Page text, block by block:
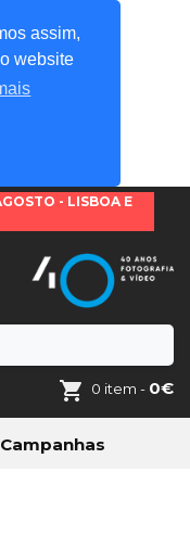
assim,
website
- LISBOA E
0 item - 0€
Campanhas